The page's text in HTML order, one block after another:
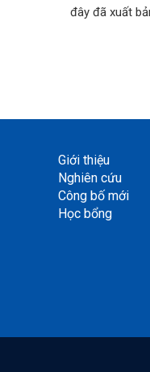
đây đã xuất
Giới thiệu
Nghiên cứu
Công bố mới
Học bổng